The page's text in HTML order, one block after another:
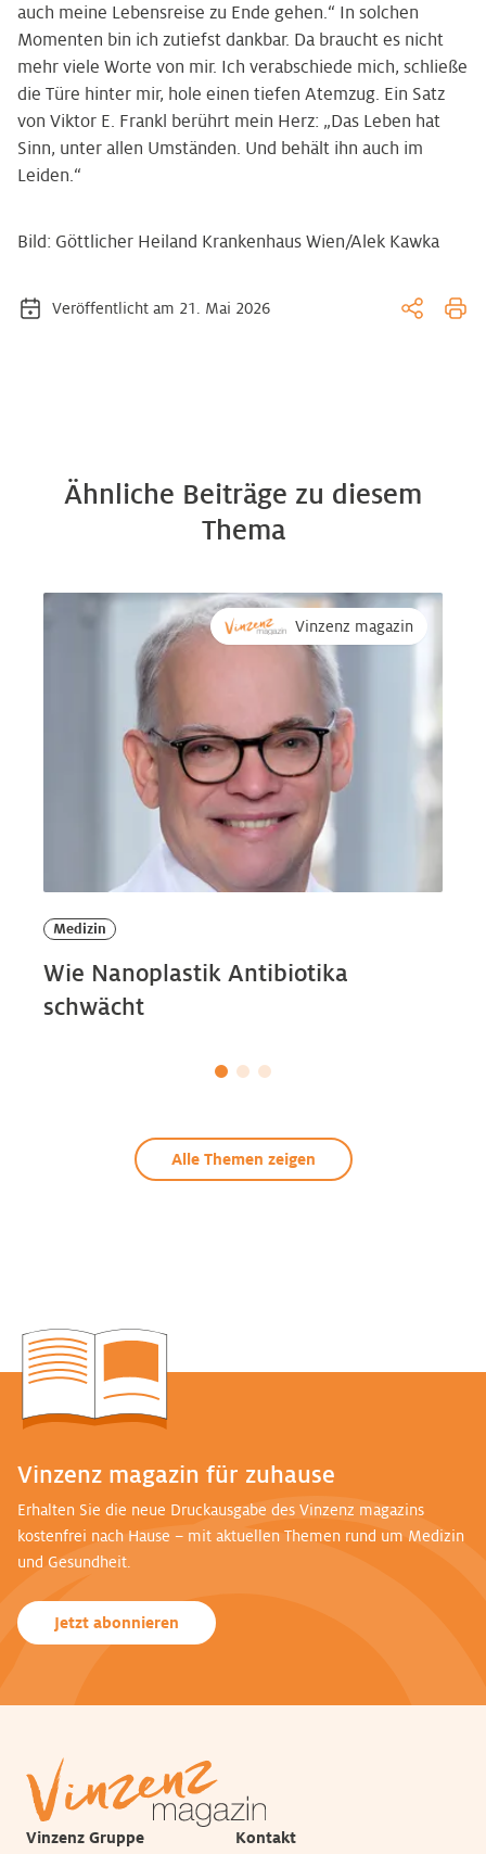
auch meine Lebensreise zu Ende gehen.“ In solchen
Momenten bin ich zutiefst dankbar. Da braucht es nicht
mehr viele Worte von mir. Ich verabschiede mich, schließe
die Türe hinter mir, hole einen tiefen Atemzug. Ein Satz
von Viktor E. Frankl berührt mein Herz: „Das Leben hat
Sinn, unter allen Umständen. Und behält ihn auch im
Leiden.“
Bild: Göttlicher Heiland Krankenhaus Wien/Alek Kawka
Veröffentlicht am 21. Mai 2026
Ähnliche Beiträge zu diesem
Thema
Vinzenz magazin
Medizin
Wie Nanoplastik Antibiotika
schwächt
Alle Themen zeigen
Vinzenz magazin für zuhause
Erhalten Sie die neue Druckausgabe des Vinzenz magazins
kostenfrei nach Hause – mit aktuellen Themen rund um Medizin
und Gesundheit.
Jetzt abonnieren
Vinzenz Gruppe
Kontakt